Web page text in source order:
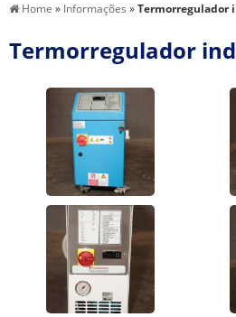
Home » Informações »Termorregulador
Termorregulador